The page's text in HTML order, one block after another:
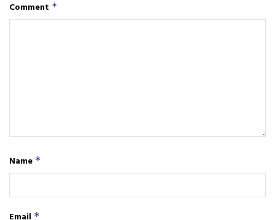
Comment *
Name *
*